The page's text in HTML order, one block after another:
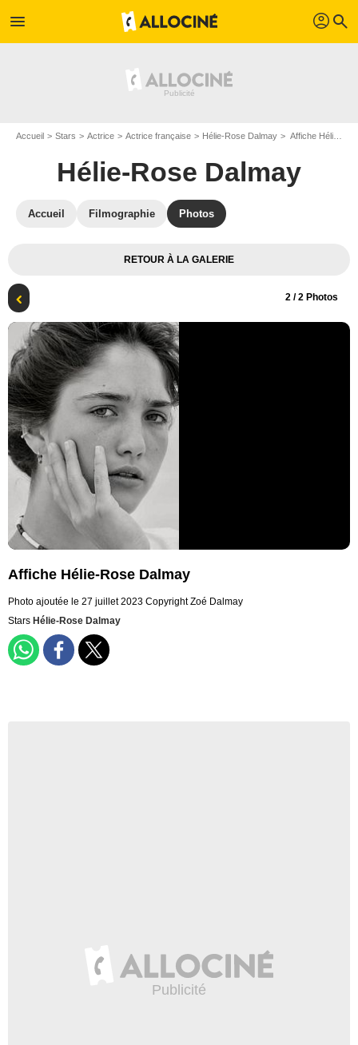
menu profil search
Accueil Stars Actrice Actrice française Hélie-Rose Dalmay Affiche Hélie-Rose Dalmay
Hélie-Rose Dalmay
Accueil Filmographie Photos
RETOUR À LA GALERIE
2 / 2 Photos
Affiche Hélie-Rose Dalmay
Photo ajoutée le 27 juillet 2023 Copyright Zoé Dalmay
Stars Hélie-Rose Dalmay